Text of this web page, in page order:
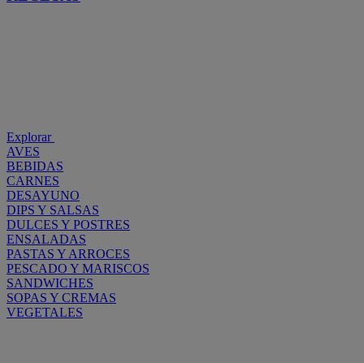
Explorar
AVES
BEBIDAS
CARNES
DESAYUNO
DIPS Y SALSAS
DULCES Y POSTRES
ENSALADAS
PASTAS Y ARROCES
PESCADO Y MARISCOS
SANDWICHES
SOPAS Y CREMAS
VEGETALES